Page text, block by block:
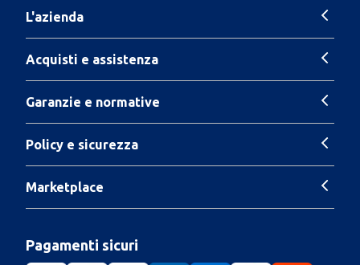
L'azienda
Acquisti e assistenza
Garanzie e normative
Policy e sicurezza
Marketplace
Pagamenti sicuri